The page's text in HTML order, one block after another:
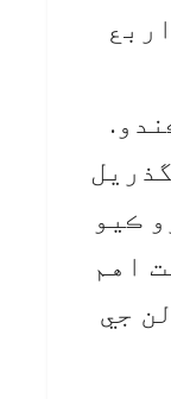
ڪيو
اهم
جي